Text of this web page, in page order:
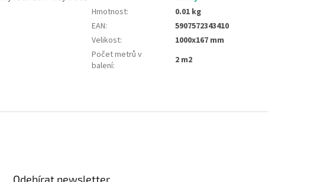
Hmotnost:
0.01 kg
EAN:
5907572343410
Velikost:
1000x167 mm
Počet metrů v
balení: 2 m2
Odebírat newsletter